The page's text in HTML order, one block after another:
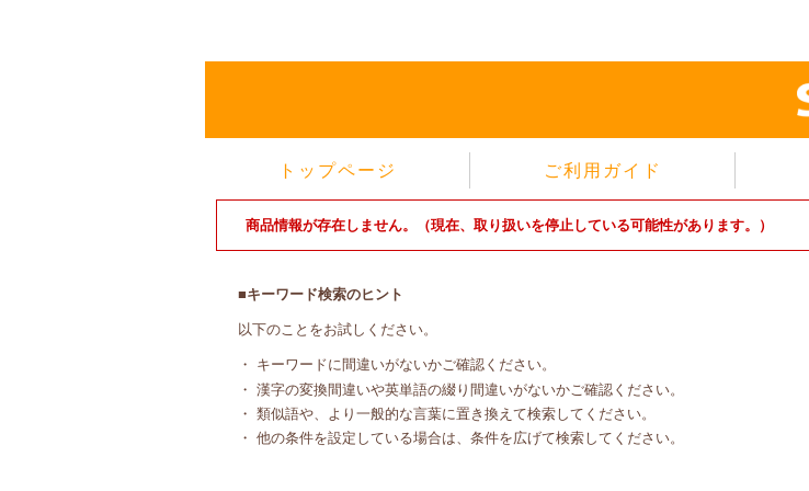
トップページ ご利用ガイド
当サイトについて
特定商取引法に基づく表示
よくあるご質問
商品情報が存在しません。（現在、取り扱いを停止している可能性があります。）
■キーワード検索のヒント
以下のことをお試しください。
・ キーワードに間違いがないかご確認ください。
・ 漢字の変換間違いや英単語の綴り間違いがないかご確認ください。
・ 類似語や、より一般的な言葉に置き換えて検索してください。
・ 他の条件を設定している場合は、条件を広げて検索してください。